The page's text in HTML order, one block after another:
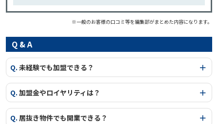
※一般のお客様の口コミ等を編集部がまとめた内容になります。
Q & A
Q. 未経験でも加盟できる？
Q. 加盟金やロイヤリティは？
Q. 居抜き物件でも開業できる？